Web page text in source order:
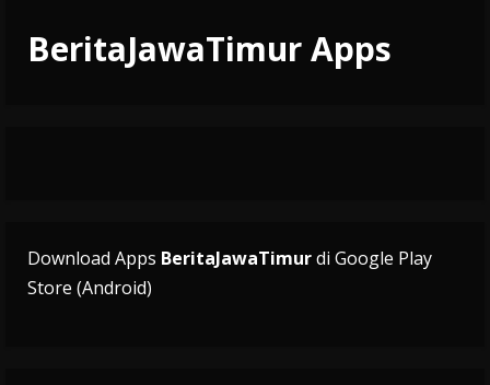
BeritaJawaTimur Apps
Download Apps BeritaJawaTimurdi Google Play
Store (Android)